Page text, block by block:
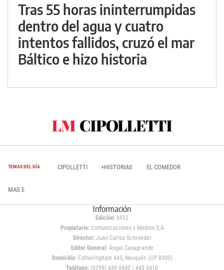
Tras 55 horas ininterrumpidas
dentro del agua y cuatro
intentos fallidos, cruzó el mar
Báltico e hizo historia
TEMAS DEL DÍA CIPOLLETTI +HISTORIAS EL COMEDOR
MAS E
Información
Edición: 6952
Propietario:Comunicaciones y Medios S.A
Director: Juan Carlos Schroeder
Editor General:Ángel Casagrande
Domicilio:Fotheringham 445, Neuquén (CP 8300)
Teléfono: (0299) 449 0400 / 449 0410